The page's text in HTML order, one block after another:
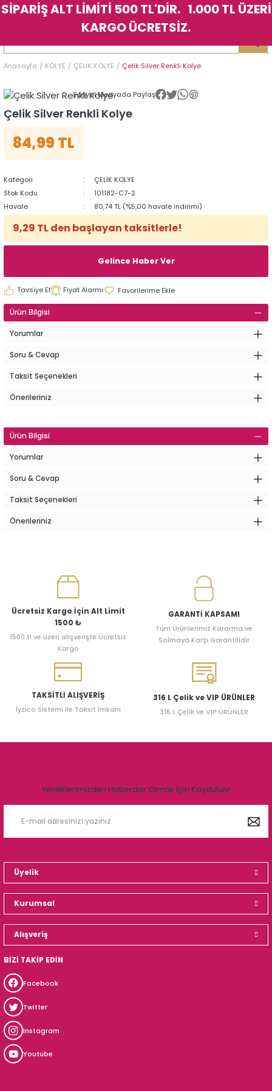
Geri Dön
Geri Dön
Geri Dön
Geri Dön
Geri Dön
Geri Dön
Anasayfa KOLYE ÇELİK KOLYE Çelik Silver Renkli Kolye
Sosyal Medyada Paylaş
Çelik Silver Renkli Kolye
84,99 TL
Kategori
ÇELİK KOLYE
Stok Kodu
101182-C7-2
Havale
80,74 TL (%5,00 havale indirimi)
9,29 TL den başlayan taksitlerle!
Gelince Haber Ver
Tavsiye Et Fiyat Alarmı
Ürün Bilgisi
Yorumlar
Soru & Cevap
Taksit Seçenekleri
Önerileriniz
Ürün Bilgisi
Yorumlar
Soru & Cevap
Taksit Seçenekleri
Önerileriniz
Ücretsiz Kargo İçin Alt Limit
1500 ₺
1500 tl ve üzeri alışverişte Ücretsiz
Kargo
GARANTİ KAPSAMI
Tüm Ürünlerimiz Kararma ve
Solmaya Karşı Garantilidir
TAKSİTLİ ALIŞVERİŞ
İyzico Sistemi ile Taksit İmkanı
316 L Çelik ve VIP ÜRÜNLER
316 L Çelik ve VIP ÜRÜNLER
Yeniliklerimizden Haberdar Olmak İçin Kaydulun!
Üyelik
Kurumsal
Alışveriş
BİZİ TAKİP EDİN
Facebook
Twitter
Instagram
Youtube
Geri Dön
Geri Dön
Geri Dön
Geri Dön
Geri Dön
Geri Dön
SİPARİŞ ALT LİMİTİ 500 TL'DİR. 1.000 TL ÜZERİ
KARGO ÜCRETSİZ.